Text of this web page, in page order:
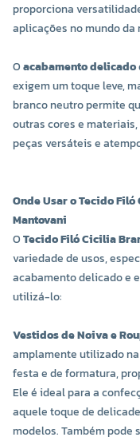
proporciona
aplicações no mundo da
Oacabamento delicado
exigem um toque leve,
branco neutro permite
outras cores e
peças versáteis e
Onde Usar o Tecido
Mantovani
OTecido Filó Cicilia
variedade de usos,
acabamento delicado e
utilizá-lo:
Vestidos de Noiva e
amplamente utilizado
festa e de formatura,
Ele é ideal para a
aquele toque de
modelos. Também pode